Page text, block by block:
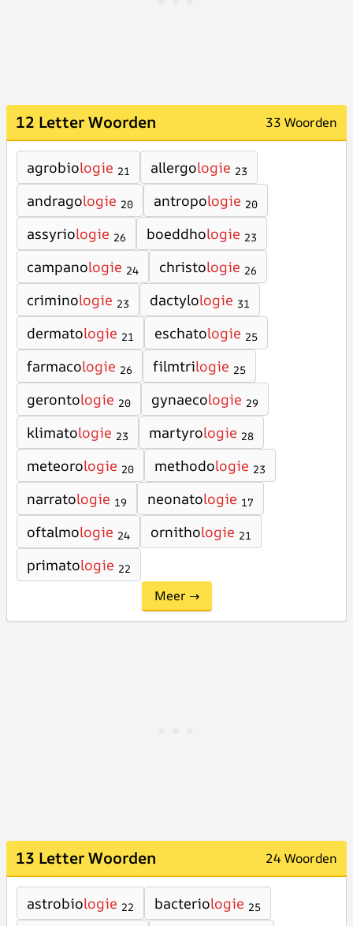
12 Letter Woorden 33 Woorden
agrobiologie 21 allergologie 23
andragologie 20 antropologie 20
assyriologie 26 boeddhologie 23
campanologie 24 christologie 26
criminologie 23 dactylologie 31
dermatologie 21 eschatologie 25
farmacologie 26 filmtrilogie 25
gerontologie 20 gynaecologie 29
klimatologie 23 martyrologie 28
meteorologie 20 methodologie 23
narratologie 19 neonatologie 17
oftalmologie 24 ornithologie 21
primatologie 22
Meer →
13 Letter Woorden 24 Woorden
astrobiologie 22 bacteriologie 25